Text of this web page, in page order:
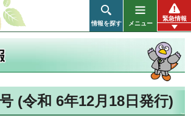
情報を探す メニュー
緊急情報
(令和 6年12月18日発行)